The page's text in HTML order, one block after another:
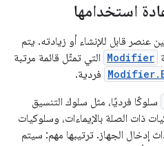
استخدامها
عنصر قابل للإنشاء أو زيادته. يتم
Modifier التي تمثّل قائمة مرتبة
فردية.
سلوكًا فرديًا، مثل سلوك التنسيق
ذات الصلة بالإيماءات، وسلوكيات
إدخال الجهاز. ترتيبها مهم: سيتم